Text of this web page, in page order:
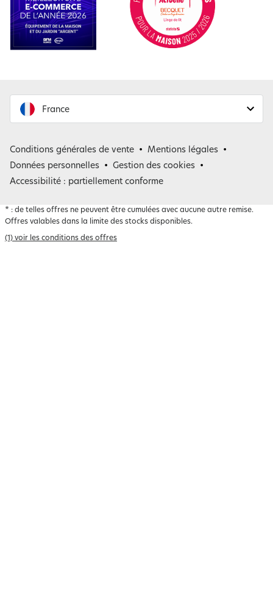
France
Belgique
Conditions générales de vente
Mentions légales
Données personnelles
Gestion des cookies
Accessibilité : partiellement conforme
* : de telles offres ne peuvent être cumulées avec aucune autre remise.
Offres valables dans la limite des stocks disponibles.
(1) voir les conditions des offres